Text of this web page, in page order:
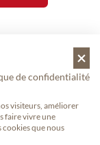
café, de renommée
grains de café, le
qualité.
de confidentialité
visiteurs, améliorer
faire vivre une
que nous